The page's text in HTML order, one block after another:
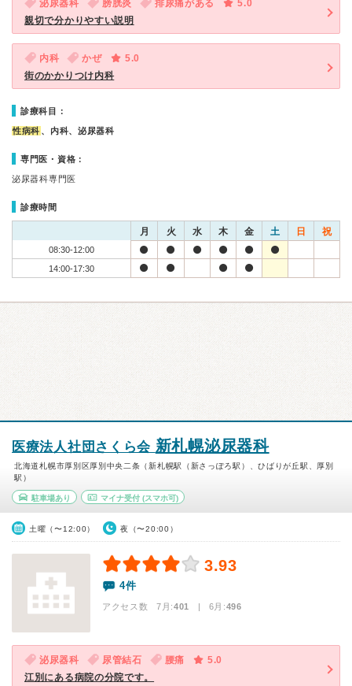
泌尿器科 膀胱炎 排尿痛がある
5.0
親切で分かりやすい説明
内科 かぜ
5.0
街のかかりつけ内科
診療科目：
性病科 、内科、泌尿器科
専門医・資格：
泌尿器科専門医
診療時間
月 火 水 木 金 土 日 祝
08:30-12:00
14:00-17:30
医療法人社団さくら会 新札幌泌尿器科
北海道札幌市厚別区厚別中央二条（新札幌駅（新さっぽろ駅）、ひばりが丘駅、厚別
駅）
駐車場あり マイナ受付(スマホ可)
土曜（〜12:00） 夜（〜20:00）
3.93
4件
アクセス数 7月:401 | 6月:496
泌尿器科 尿管結石 腰痛
5.0
江別にある病院の分院です。